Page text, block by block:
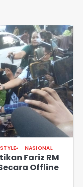
NASIONAL
Fariz RM
Offline